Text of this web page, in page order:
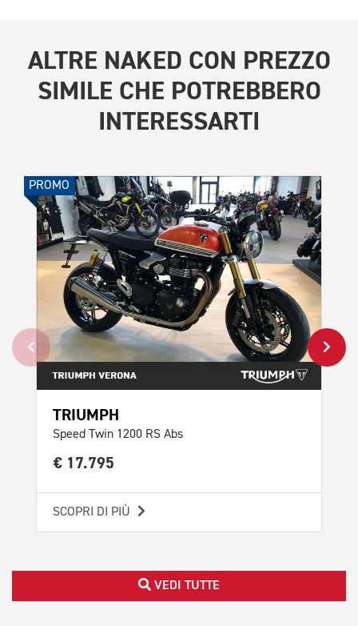
ALTRE NAKED CON PREZZO
SIMILE CHE POTREBBERO
INTERESSARTI
PROMO
TRIUMPH
Speed Twin 1200 RS Abs
€ 17.795
SCOPRI DI PIÙ
PROMO
VEDI TUTTE